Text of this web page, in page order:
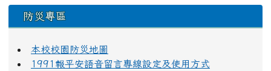
防災專區
本校校園防災地圖
1991報平安語音留言專線設定及使用方式